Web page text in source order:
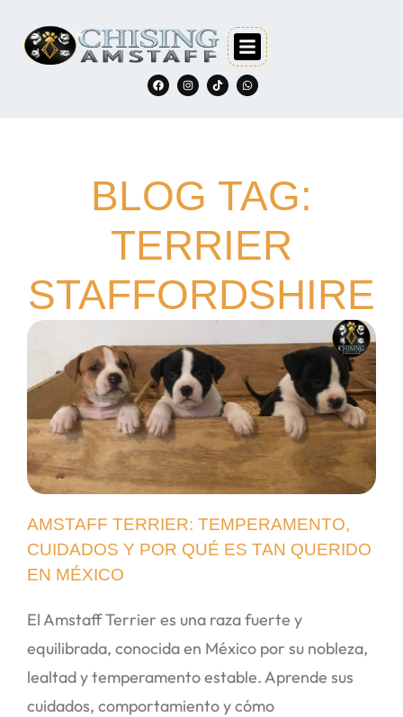
BLOG TAG:
TERRIER
STAFFORDSHIRE
AMSTAFF TERRIER: TEMPERAMENTO,
CUIDADOS Y POR QUÉ ES TAN QUERIDO
EN MÉXICO
El Amstaff Terrier es una raza fuerte y
equilibrada, conocida en México por su nobleza,
lealtad y temperamento estable. Aprende sus
cuidados, comportamiento y cómo